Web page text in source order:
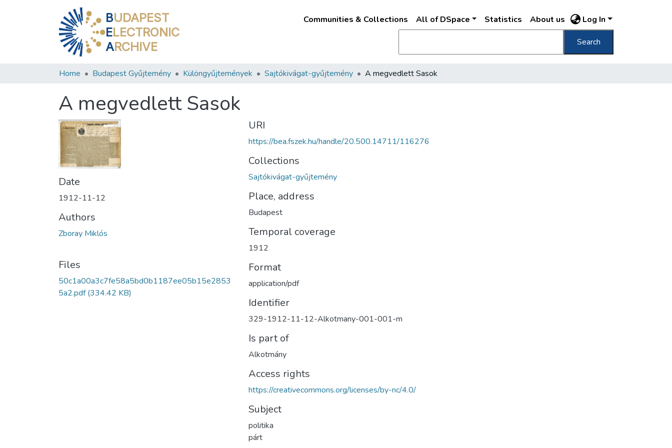
BUDAPEST
ELECTRONIC
ARCHIVE
Communities & Collections All of DSpace Statistics About us Log In
Search
Home Budapest Gyűjtemény Különgyűjtemények Sajtókivágat-gyűjtemény A megvedlett Sasok
A megvedlett Sasok
Date
1912-11-12
Authors
Zboray Miklós
Files
50c1a00a3c7fe58a5bd0b1187ee05b15e2853
5a2.pdf(334.42 KB)
URI
https://bea.fszek.hu/handle/20.500.14711/116276
Collections
Sajtókivágat-gyűjtemény
Place, address
Budapest
Temporal coverage
1912
Format
application/pdf
Identifier
329-1912-11-12-Alkotmany-001-001-m
Is part of
Alkotmány
Access rights
https://creativecommons.org/licenses/by-nc/4.0/
Subject
politika
párt